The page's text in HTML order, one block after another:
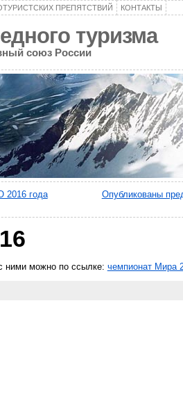
ПРЕПЯТСТВИЙ КОНТАКТЫ
туризма
союз России
2016 года
Опубликованы
ними можно по ссылке: чемпионат Мира